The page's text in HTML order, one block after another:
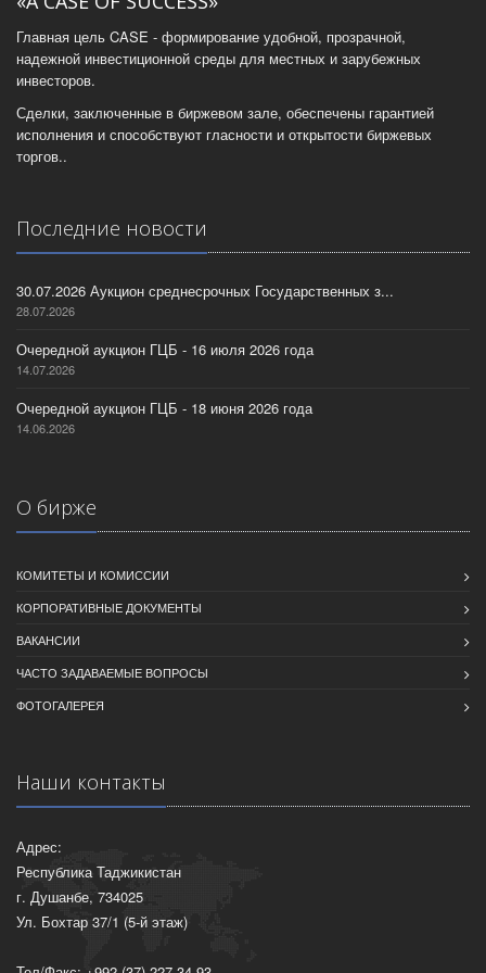
Главная цель CASE - формирование удобной, прозрачной,
надежной инвестиционной среды для местных и зарубежных
инвесторов.
Сделки, заключенные в биржевом зале, обеспечены гарантией
исполнения и способствуют гласности и открытости биржевых
торгов..
Последние новости
30.07.2026 Аукцион среднесрочных Государственных з...
28.07.2026
Очередной аукцион ГЦБ - 16 июля 2026 года
14.07.2026
Очередной аукцион ГЦБ - 18 июня 2026 года
14.06.2026
О бирже
КОМИТЕТЫ И КОМИССИИ
КОРПОРАТИВНЫЕ ДОКУМЕНТЫ
ВАКАНСИИ
ЧАСТО ЗАДАВАЕМЫЕ ВОПРОСЫ
ФОТОГАЛЕРЕЯ
Наши контакты
Адрес:
Республика Таджикистан
г. Душанбе, 734025
Ул. Бохтар 37/1 (5-й этаж)